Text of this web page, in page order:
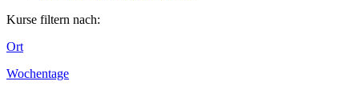
Kurse filtern nach:
Ort
Wochentage